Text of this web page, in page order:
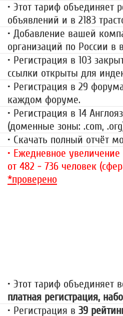
• Этот тариф объединяет
объявлений и в 2183
• Добавление вашей
организаций по России в
• Регистрация в 103
ссылки открыты для
• Регистрация в 29
каждом форуме.
• Регистрация в 14
(доменные зоны: .com,
• Скачать полный отчёт
• Ежедневное увеличение
от 482 - 736 человек
*проверено
• Этот тариф
платная регистрация,
• Регистрация в 39